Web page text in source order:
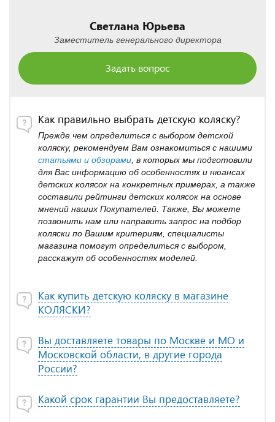
Светлана Юрьева
Заместитель генерального директора
Задать вопрос
Как правильно выбрать детскую коляску?
Прежде чем определиться с выбором детской
коляску, рекомендуем Вам ознакомиться с нашими
статьями и обзорами , в которых мы подготовили
для Вас информацию об особенностях и нюансах
детских колясок на конкретных примерах, а также
составили рейтинги детских колясок на основе
мнений наших Покупателей. Также, Вы можете
позвонить нам или направить запрос на подбор
коляски по Вашим критериям, специалисты
магазина помогут определиться с выбором,
расскажут об особенностях моделей.
Как купить детскую коляску в магазине
КОЛЯСКИ?
Вы доставляете товары по Москве и МО и
Московской области, в другие города
России?
Какой срок гарантии Вы предоставляете?